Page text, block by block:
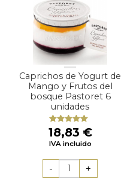
Caprichos de Yogurt de
Mango y Frutos del
bosque Pastoret 6
unidades
Valorado
con5.00 de
5
18,83 €
IVA incluido